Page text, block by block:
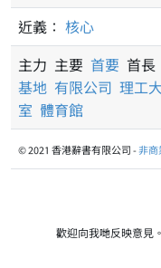
近義： 核心
主力 主要 首要 首長
基地 有限公司 理工
室 體育館
© 2021 香港辭書有限公司 -非商
歡迎向我哋反映意見